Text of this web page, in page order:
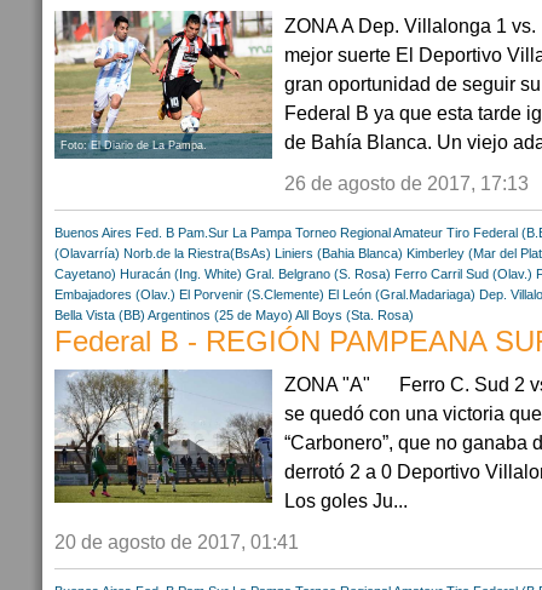
Foto: El Diario de La Pampa.
ZONA A Dep. Villalonga 1
mejor suerte El Deportivo
gran oportunidad de seguir
Federal B ya que esta tarde
de Bahía Blanca. Un viejo
26 de agosto de 2017, 17:13
Buenos Aires Fed. B Pam.Sur La Pampa Torneo Regional Amateur Tiro Federal
(Olavarría) Norb.de la Riestra(BsAs) Liniers (Bahia Blanca) Kimberley (Mar del
Cayetano) Huracán (Ing. White) Gral. Belgrano (S. Rosa) Ferro Carril Sud (Olav.)
Embajadores (Olav.) El Porvenir (S.Clemente) El León (Gral.Madariaga) Dep.
Bella Vista (BB) Argentinos (25 de Mayo) All Boys (Sta. Rosa)
Federal B - REGIÓN PAMPEANA
ZONA "A" Ferro C. Sud 2
se quedó con una victoria
“Carbonero”, que no ganaba
derrotó 2 a 0 Deportivo
Los goles Ju...
20 de agosto de 2017, 01:41